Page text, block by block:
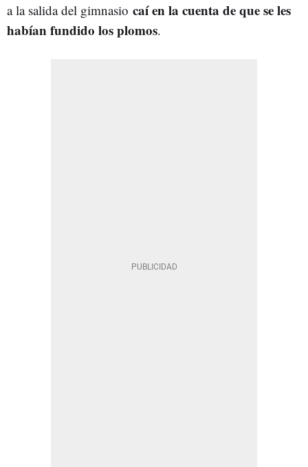
a la salida del gimnasio caí en la cuenta de que se les
habían fundido los plomos.